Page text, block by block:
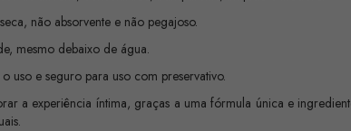
não absorvente e não pegajoso.
mesmo debaixo de água.
uso e seguro para uso com preservativo.
a experiência íntima, graças a uma fórmula única e